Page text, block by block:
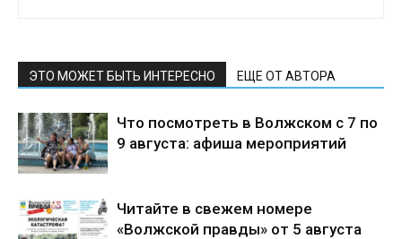
ЭТО МОЖЕТ БЫТЬ ИНТЕРЕСНО ЕЩЕ ОТ АВТОРА
Что посмотреть в Волжском с 7 по
9 августа: афиша мероприятий
Читайте в свежем номере
«Волжской правды» от 5 августа